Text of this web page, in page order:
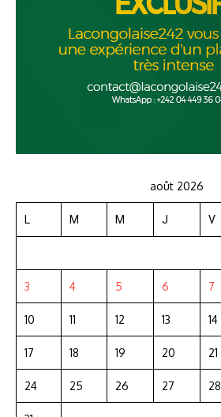
août 2026
L M M J V
3 4 5 6 7
10 11 12 13 14
17 18 19 20 21
24 25 26 27 28